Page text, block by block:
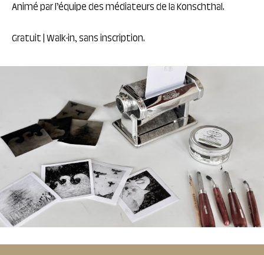
Animé par l’équipe des médiateurs de la Konschthal.
Gratuit | Walk-in, sans inscription.